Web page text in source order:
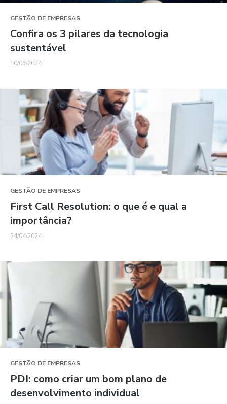
GESTÃO DE EMPRESAS
Confira os 3 pilares da tecnologia
sustentável
10/05/2024
GESTÃO DE EMPRESAS
First Call Resolution: o que é e qual a
importância?
24/04/2024
GESTÃO DE EMPRESAS
PDI: como criar um bom plano de
desenvolvimento individual